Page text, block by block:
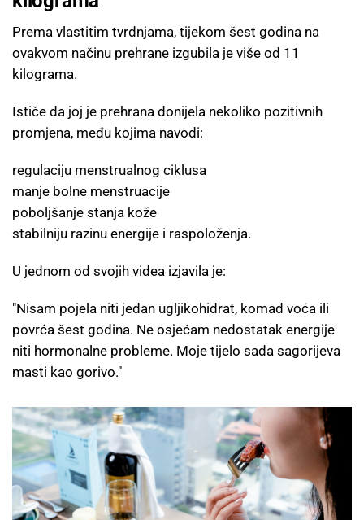
Prema vlastitim tvrdnjama, tijekom šest godina na
ovakvom načinu prehrane izgubila je više od 11
kilograma.
Ističe da joj je prehrana donijela nekoliko pozitivnih
promjena, među kojima navodi:
regulaciju menstrualnog ciklusa
manje bolne menstruacije
poboljšanje stanja kože
stabilniju razinu energije i raspoloženja.
U jednom od svojih videa izjavila je:
"Nisam pojela niti jedan ugljikohidrat, komad voća ili
povrća šest godina. Ne osjećam nedostatak energije
niti hormonalne probleme. Moje tijelo sada sagorijeva
masti kao gorivo."